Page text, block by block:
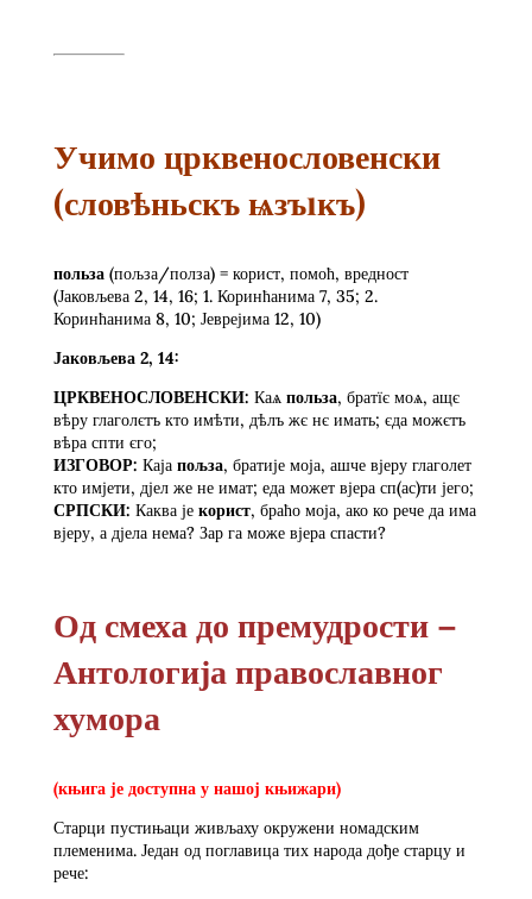
Учимо црквенословенски
(словѣньскъ ѩзъıкъ)
польза(пољза/полза) = корист, помоћ, вредност
(Јаковљева 2, 14, 16; 1. Коринћанима 7, 35; 2.
Коринћанима 8, 10; Јеврејима 12, 10)
Јаковљева 2, 14:
ЦРКВЕНОСЛОВЕНСКИ: Каѧ польза, братїє моѧ, ащє
вѣру глаголєтъ кто имѣти, дѣлъ жє нє имать; єда можєтъ
вѣра спти єго;
ИЗГОВОР: Каја пољза, братије моја, ашче вјеру глаголет
кто имјети, дјел же не имат; еда может вјера сп(ас)ти јего;
СРПСКИ: Каква јекорист, браћо моја, ако ко рече да има
вјеру, а дјела нема? Зар га може вјера спасти?
Од смеха до премудрости –
Антологија православног
хумора
(књига је доступна у нашој књижари)
Старци пустињаци живљаху окружени номадским
племенима. Један од поглавица тих народа дође старцу и
рече: